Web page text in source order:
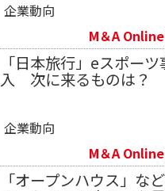
企業動向
M＆A Online
「日本旅行」eスポー
入 次に来るものは？
企業動向
M＆A Online
「オープンハウス」な